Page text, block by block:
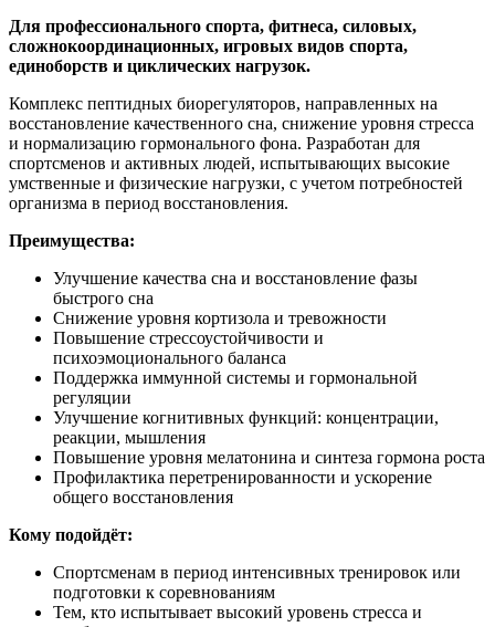
Для профессионального спорта, фитнеса, силовых,
сложнокоординационных, игровых видов спорта,
единоборств и циклических нагрузок.
Комплекс пептидных биорегуляторов, направленных на
восстановление качественного сна, снижение уровня стресса
и нормализацию гормонального фона. Разработан для
спортсменов и активных людей, испытывающих высокие
умственные и физические нагрузки, с учетом потребностей
организма в период восстановления.
Преимущества:
Улучшение качества сна и восстановление фазы
быстрого сна
Снижение уровня кортизола и тревожности
Повышение стрессоустойчивости и
психоэмоционального баланса
Поддержка иммунной системы и гормональной
регуляции
Улучшение когнитивных функций: концентрации,
реакции, мышления
Повышение уровня мелатонина и синтеза гормона роста
Профилактика перетренированности и ускорение
общего восстановления
Кому подойдёт:
Спортсменам в период интенсивных тренировок или
подготовки к соревнованиям
Тем, кто испытывает высокий уровень стресса и